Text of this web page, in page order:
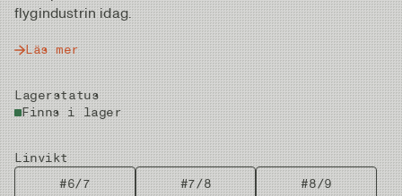
flygindustrin idag.
Läs mer
Lagerstatus
Finns i lager
Linvikt
#6/7
#7/8 #8/9